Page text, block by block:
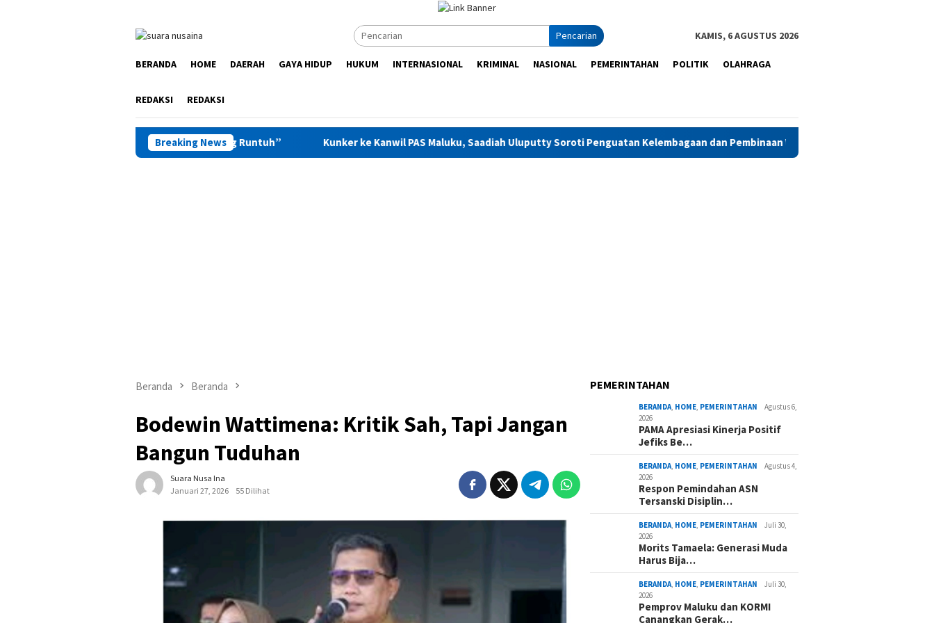
Pencarian KAMIS, 6 AGUSTUS 2026
BERANDA HOME DAERAH GAYA HIDUP HUKUM INTERNASIONAL KRIMINAL NASIONAL PEMERINTAHAN POLITIK OLAHRAGA
REDAKSI REDAKSI
Breaking News
“Catatan Hati Anak yang Runtuh” Kunker ke Kanwil PAS Maluku, Saadiah Uluputty Soroti Penguatan Kelembagaan dan Pembinaan Warga Binaan
Beranda Beranda
Bodewin Wattimena: Kritik Sah, Tapi Jangan
Bangun Tuduhan
Suara Nusa Ina
Januari 27, 2026
55 Dilihat
PEMERINTAHAN
BERANDA, HOME, PEMERINTAHAN
Agustus 6,
2026
PAMA Apresiasi Kinerja Positif
Jefiks Be…
BERANDA, HOME, PEMERINTAHAN
Agustus 4,
2026
Respon Pemindahan ASN
Tersanski Disiplin…
BERANDA, HOME, PEMERINTAHAN
Juli 30,
2026
Morits Tamaela: Generasi Muda
Harus Bija…
BERANDA, HOME, PEMERINTAHAN
Juli 30,
2026
Pemprov Maluku dan KORMI
Canangkan Gerak…